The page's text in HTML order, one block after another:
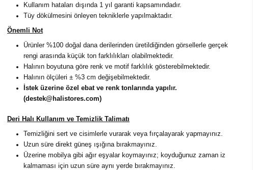
Kullanım hataları dışında 1 yıl garanti kapsamındadır.
Tüy dökülmesini önleyen tekniklerle yapılmaktadır.
Önemli Not
Ürünler %100 doğal dana derilerinden üretildiğinden görsellerle gerçek
rengi arasında küçük ton farklılıkları olabilmektedir.
Halının boyutuna göre renk ve motif farklılık gösterebilmektedir.
Halının ölçüleri ± %3 cm değişebilmektedir.
İstek üzerine özel ebat ve renk tonlarında yapılır.
(destek@halistores.com)
Deri Halı Kullanım ve Temizlik Talimatı
Temizliğini sert ve cisimlerle vurarak veya fırçalayarak yapmayınız.
Uzun süre direkt güneş ışığına bırakmayınız.
Üzerine mobilya gibi ağır eşyalar koymayınız; koyduğunuz zaman iz
kalmaması için uzun süre aynı yerde bırakmayınız.